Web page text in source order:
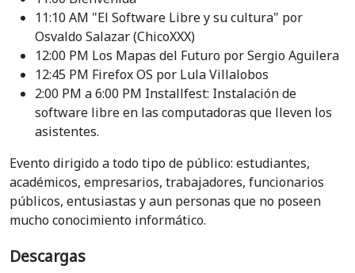
11:10 AM "El Software Libre y su cultura" por
Osvaldo Salazar (ChicoXXX)
12:00 PM Los Mapas del Futuro por Sergio Aguilera
12:45 PM Firefox OS por Lula Villalobos
2:00 PM a 6:00 PM Installfest: Instalación de
software libre en las computadoras que lleven los
asistentes.
Evento dirigido a todo tipo de público: estudiantes,
académicos, empresarios, trabajadores, funcionarios
públicos, entusiastas y aun personas que no poseen
mucho conocimiento informático.
Descargas